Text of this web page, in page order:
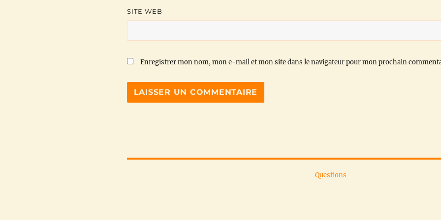
SITE WEB
Enregistrer mon nom, mon e-mail et mon site dans le navigateur pour mon prochain
Questions